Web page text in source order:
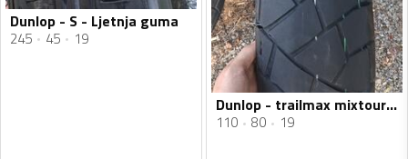
Dunlop - S - Ljetnja guma
245 45 19
Dunlop - trailmax mixtour - Univerzalna guma
110 80 19